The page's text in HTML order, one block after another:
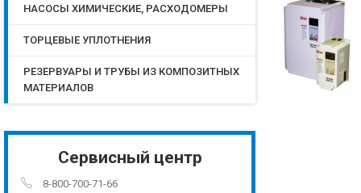
НАСОСЫ ХИМИЧЕСКИЕ, РАСХОДОМЕРЫ
ТОРЦЕВЫЕ УПЛОТНЕНИЯ
РЕЗЕРВУАРЫ И ТРУБЫ ИЗ КОМПОЗИТНЫХ
МАТЕРИАЛОВ
Сервисный центр
8-800-700-71-66